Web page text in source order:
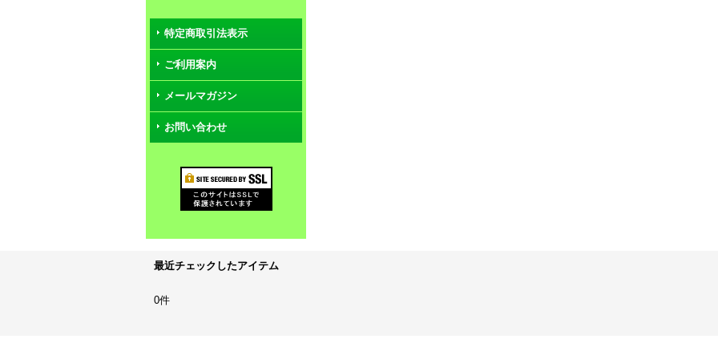
特定商取引法表示
ご利用案内
メールマガジン
お問い合わせ
最近チェックしたアイテム
0件